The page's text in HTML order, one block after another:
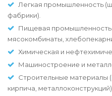
Легкая промышленность
фабрики).
Пищевая
мясокомбинаты,
Химическая и
Машиностроение и
Строительные материалы (
кирпича,